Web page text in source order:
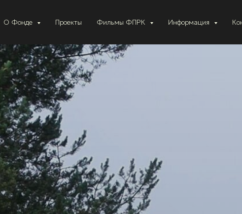
О Фонде Проекты Фильмы ФПРК Информация